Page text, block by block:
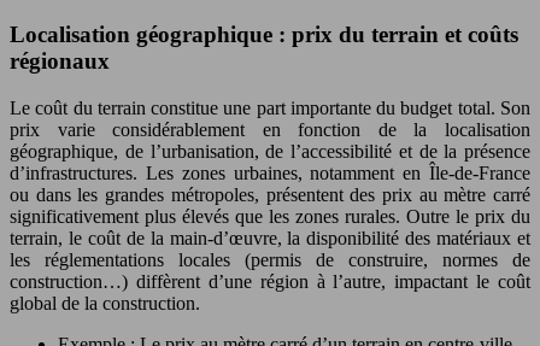
Localisation géographique : prix du terrain et coûts
régionaux
Le coût du terrain constitue une part importante du budget total. Son
prix varie considérablement en fonction de la localisation
géographique, de l’urbanisation, de l’accessibilité et de la présence
d’infrastructures. Les zones urbaines, notamment en Île-de-France
ou dans les grandes métropoles, présentent des prix au mètre carré
significativement plus élevés que les zones rurales. Outre le prix du
terrain, le coût de la main-d’œuvre, la disponibilité des matériaux et
les réglementations locales (permis de construire, normes de
construction…) diffèrent d’une région à l’autre, impactant le coût
global de la construction.